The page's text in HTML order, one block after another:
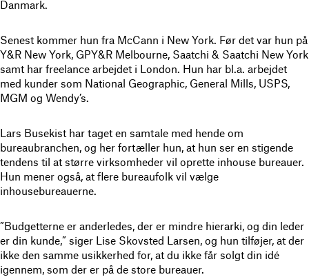
Danmark.
Senest kommer hun fra McCann i New York. Før det var hun på
Y&R New York, GPY&R Melbourne, Saatchi & Saatchi New York
samt har freelance arbejdet i London. Hun har bl.a. arbejdet
med kunder som National Geographic, General Mills, USPS,
MGM og Wendy’s.
Lars Busekist har taget en samtale med hende om
bureaubranchen, og her fortæller hun, at hun ser en stigende
tendens til at større virksomheder vil oprette inhouse bureauer.
Hun mener også, at flere bureaufolk vil vælge
inhousebureauerne.
”Budgetterne er anderledes, der er mindre hierarki, og din leder
er din kunde,” siger Lise Skovsted Larsen, og hun tilføjer, at der
ikke den samme usikkerhed for, at du ikke får solgt din idé
igennem, som der er på de store bureauer.